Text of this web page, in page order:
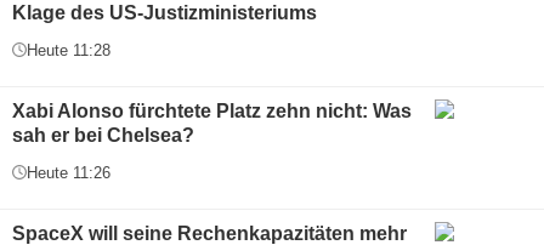
Klage des US-Justizministeriums
Heute 11:28
Xabi Alonso fürchtete Platz zehn nicht: Was
sah er bei Chelsea?
Heute 11:26
SpaceX will seine Rechenkapazitäten mehr